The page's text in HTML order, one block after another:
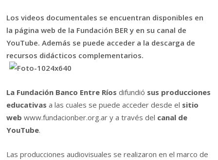
Los videos documentales se encuentran disponibles en
la página web de la Fundación BER y en su canal de
YouTube. Además se puede acceder a la descarga de
recursos didácticos complementarios.
La Fundación Banco Entre Ríosdifundió sus producciones
educativasa las cuales se puede acceder desde el sitio
webwww.fundacionber.org.ar y a través del canal de
YouTube.
Las producciones audiovisuales se realizaron en el marco de